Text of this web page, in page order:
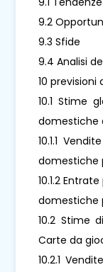
9.2
9.3 Sfide
9.4 Analisi
10
10.1 Stime
domestiche
10.1.1
domestiche
10.1.2
domestiche
10.2 Stime
Carte da
10.2.1